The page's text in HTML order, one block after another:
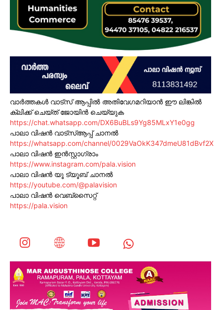
വാർത്തകൾ വാട്സ് ആപ്പിൽ അതിവേഗമറിയാൻ ഈ ലിങ്കിൽ
ക്ലിക്ക് ചെയ്ത് ജോയിൻ ചെയ്യുക
https://chat.whatsapp.com/DX6BuBLs9Yg85MLxY1e0gg
പാലാ വിഷൻ വാട്സ്ആപ്പ് ചാനൽ
https://whatsapp.com/channel/0029VaOkK347dmeU81dBvf2X
പാലാ വിഷൻ ഇൻസ്റ്റാഗ്രാം
https://www.instagram.com/pala.vision
പാലാ വിഷൻ യൂ ട്യൂബ് ചാനൽ
https://youtube.com/@palavision
പാലാ വിഷൻ വെബ്സൈറ്റ്
https://pala.vision